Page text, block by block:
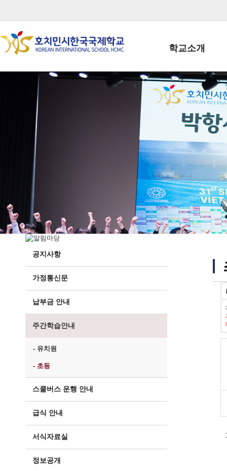
학교소개
학교장인사말
학생회장인사말
학교상징
학교 CI
교직원현황
학생현황
위치/전화
전경사진
공지사항
가정통신문
납부금 안내
주간학습안내
- 유치원
- 초등
스쿨버스 운행 안내
급식 안내
서식자료실
정보공개